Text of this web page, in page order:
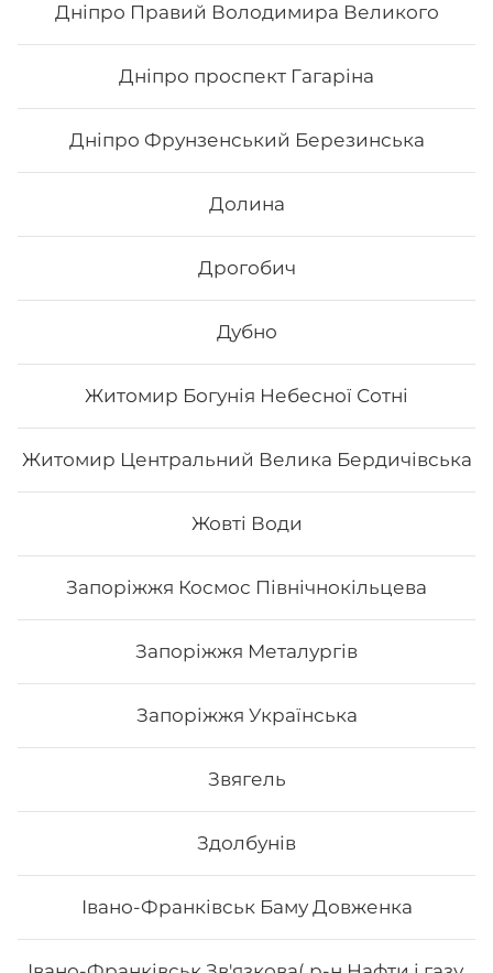
Дніпро Правий Володимира Великого
Дніпро проспект Гагаріна
Дніпро Фрунзенський Березинська
Долина
Дрогобич
Дубно
Житомир Богунія Небесної Сотні
Житомир Центральний Велика Бердичівська
Жовті Води
Запоріжжя Космос Північнокільцева
Запоріжжя Металургів
Запоріжжя Українська
Звягель
Здолбунів
Івано-Франківськ Баму Довженка
149₴
Самурай
Вага: 235 г Склад: Норі, рис, салат, огірок, ікра тобіко,
170
Леон